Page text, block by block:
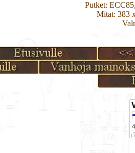
Putket:
Mitat: 383